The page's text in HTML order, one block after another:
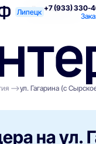
Липецк +7 (933) 330-
Для квартиры
ул. Гагарина (с
на ул.